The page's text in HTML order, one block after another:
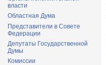
власти
Областная Дума
Представители в Совете
Федерации
Депутаты Государственной
Думы
Комиссии